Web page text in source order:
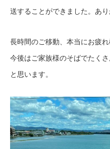
送することができました。あり
長時間のご移動、本当にお疲れ
今後はご家族様のそばでたく
と思います。